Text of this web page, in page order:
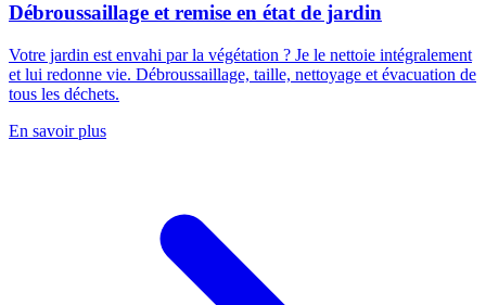
Débroussaillage et remise en état de jardin
Votre jardin est envahi par la végétation ? Je le nettoie intégralement
et lui redonne vie. Débroussaillage, taille, nettoyage et évacuation de
tous les déchets.
En savoir plus